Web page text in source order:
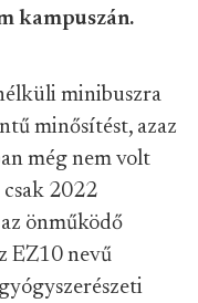
kampuszán.
minibuszra
minősítést, azaz
még nem volt
csak 2022
önműködő
EZ10 nevű